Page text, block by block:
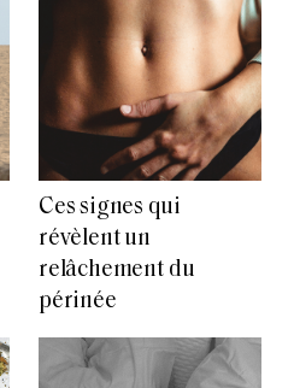
Ces signes qui
révèlent un
relâchement du
périnée